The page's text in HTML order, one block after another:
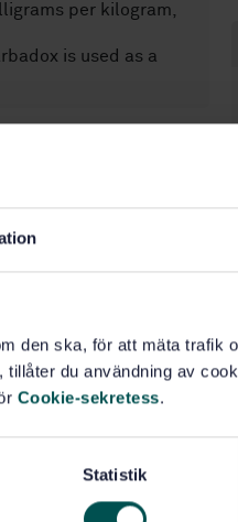
den ska, för att mäta trafik
du användning av
Cookie-sekretess.
Statistik
per kilogram,
is used as a